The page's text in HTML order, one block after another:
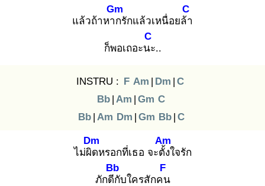
แล้วถ้าหาก
Gm
รักแล้วเหนื่อยล้า
C
ก็พอเถอะนะ
C
..
INSTRU : F Am | Dm | C
Bb | Am | Gm C
Bb | Am Dm | Gm Bb | C
ไม่ผิด
Dm
หรอกที่เธอ จะตั้ง
Am
ใจรัก
ภักดีกั
Bb
บใครสักคน
F